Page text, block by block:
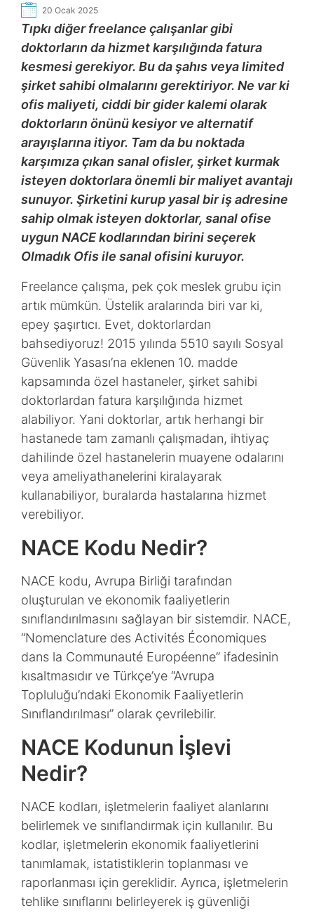
20 Ocak 2025
Tıpkı diğer freelance çalışanlar gibi
doktorların da hizmet karşılığında fatura
kesmesi gerekiyor. Bu da şahıs veya limited
şirket sahibi olmalarını gerektiriyor. Ne var ki
ofis maliyeti, ciddi bir gider kalemi olarak
doktorların önünü kesiyor ve alternatif
arayışlarına itiyor. Tam da bu noktada
karşımıza çıkan sanal ofisler, şirket kurmak
isteyen doktorlara önemli bir maliyet avantajı
sunuyor. Şirketini kurup yasal bir iş adresine
sahip olmak isteyen doktorlar, sanal ofise
uygun NACE kodlarından birini seçerek
Olmadık Ofis ile sanal ofisini kuruyor.
Freelance çalışma, pek çok meslek grubu için
artık mümkün. Üstelik aralarında biri var ki,
epey şaşırtıcı. Evet, doktorlardan
bahsediyoruz! 2015 yılında 5510 sayılı Sosyal
Güvenlik Yasası’na eklenen 10. madde
kapsamında özel hastaneler, şirket sahibi
doktorlardan fatura karşılığında hizmet
alabiliyor. Yani doktorlar, artık herhangi bir
hastanede tam zamanlı çalışmadan, ihtiyaç
dahilinde özel hastanelerin muayene odalarını
veya ameliyathanelerini kiralayarak
kullanabiliyor, buralarda hastalarına hizmet
verebiliyor.
NACE Kodu Nedir?
NACE kodu, Avrupa Birliği tarafından
oluşturulan ve ekonomik faaliyetlerin
sınıflandırılmasını sağlayan bir sistemdir. NACE,
“Nomenclature des Activités Économiques
dans la Communauté Européenne” ifadesinin
kısaltmasıdır ve Türkçe’ye “Avrupa
Topluluğu’ndaki Ekonomik Faaliyetlerin
Sınıflandırılması” olarak çevrilebilir.
NACE Kodunun İşlevi
Nedir?
NACE kodları, işletmelerin faaliyet alanlarını
belirlemek ve sınıflandırmak için kullanılır. Bu
kodlar, işletmelerin ekonomik faaliyetlerini
tanımlamak, istatistiklerin toplanması ve
raporlanması için gereklidir. Ayrıca, işletmelerin
tehlike sınıflarını belirleyerek iş güvenliği